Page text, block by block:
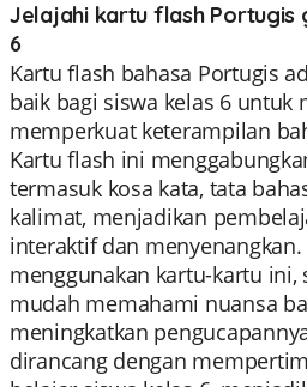
Jelajahi kartu flash Portugis
6
Kartu flash bahasa Portugis
baik bagi siswa kelas 6 untuk
memperkuat keterampilan
Kartu flash ini
termasuk kosa kata, tata
kalimat, menjadikan
interaktif dan menyenangkan.
menggunakan kartu-kartu ini,
mudah memahami nuansa
meningkatkan
dirancang dengan